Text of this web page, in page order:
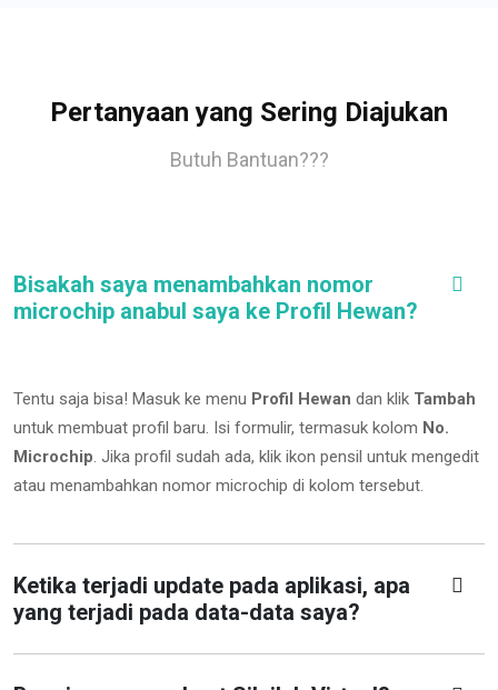
Pertanyaan yang Sering Diajukan
Butuh Bantuan???
Bisakah saya menambahkan nomor
microchip anabul saya ke Profil Hewan?
Tentu saja bisa! Masuk ke menu Profil Hewan dan klik Tambah
untuk membuat profil baru. Isi formulir, termasuk kolom No.
Microchip. Jika profil sudah ada, klik ikon pensil untuk mengedit
atau menambahkan nomor microchip di kolom tersebut.
Ketika terjadi update pada aplikasi, apa
yang terjadi pada data-data saya?